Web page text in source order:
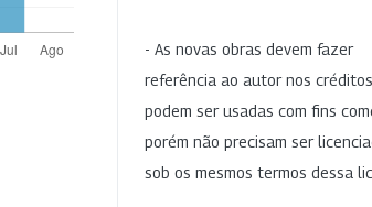
- As novas obras devem fazer
referência ao autor nos
podem ser usadas com fins
porém não precisam ser
sob os mesmos termos dessa